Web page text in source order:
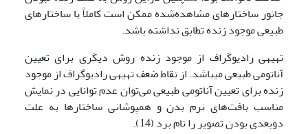
جانور ساختارهای مشاهده‌شده ممکن است کاملاً با ساختارهای
طبیعی موجود زنده تطابق نداشته باشد.
تهیه­ی رادیوگراف از موجود زنده روش دیگری برای تعیین
آناتومی طبیعی می­باشد. از نقاط ضعف تهیه­ی رادیوگراف از موجود
زنده برای تعیین آناتومی طبیعی می‌توان عدم توانایی در نمایش
مناسب بافت‌های نرم بدن و همپوشانی ساختارها به علت
دوبعدی بودن تصویر را نام برد (14).